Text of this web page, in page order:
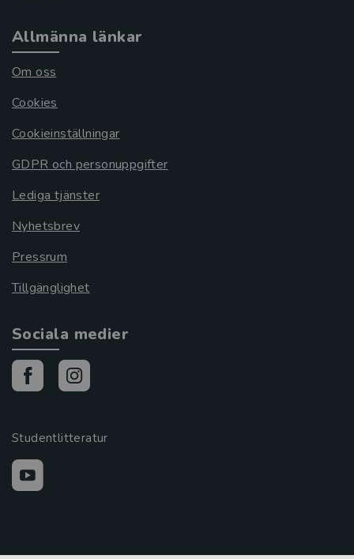
Allmänna länkar
Om oss
Cookies
Cookieinställningar
GDPR och personuppgifter
Lediga tjänster
Nyhetsbrev
Pressrum
Tillgänglighet
Sociala medier
Studentlitteratur